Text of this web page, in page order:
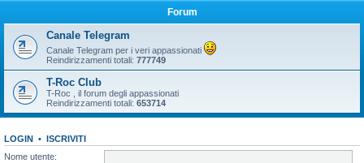
Forum
Canale Telegram
Canale Telegram per i veri appassionati
Reindirizzamenti totali: 777749
T-Roc Club
T-Roc , il forum degli appassionati
Reindirizzamenti totali: 653714
LOGIN • ISCRIVITI
Nome utente: